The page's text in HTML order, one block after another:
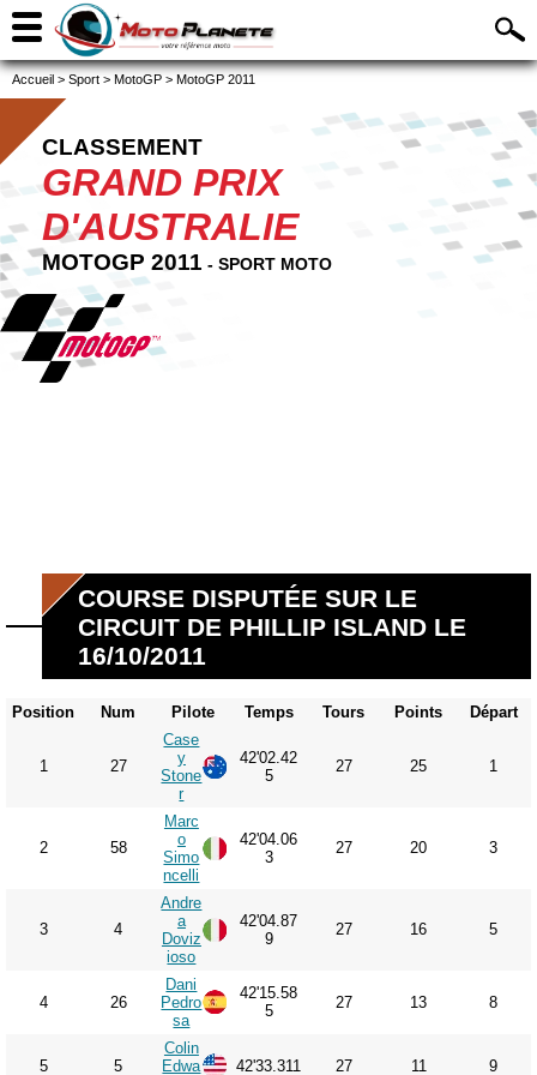
Accueil > Sport > MotoGP > MotoGP 2011
CLASSEMENT
GRAND PRIX
D'AUSTRALIE
MOTOGP 2011 - SPORT MOTO
COURSE DISPUTÉE SUR LE
CIRCUIT DE PHILLIP ISLAND LE
16/10/2011
Position Num Pilote Temps Tours Points Départ
1 27
Case
y
Stone
r
42'02.42
5
27 25 1
2 58
Marc
o
Simo
ncelli
42'04.06
3
27 20 3
3 4
Andre
a
Doviz
ioso
42'04.87
9
27 16 5
4 26
Dani
Pedro
sa
42'15.58
5
27 13 8
5 5
Colin
Edwa
42'33.311 27 11 9